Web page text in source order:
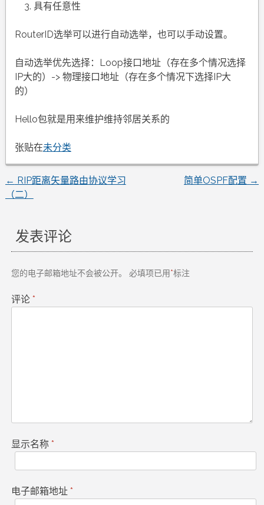
具有任意性
RouterID选举可以进行自动选举，也可以手动设置。
自动选举优先选择：Loop接口地址（存在多个情况选择
IP大的）-> 物理接口地址（存在多个情况下选择IP大
的）
Hello包就是用来维护维持邻居关系的
张贴在未分类
文
导
航
← RIP距离矢量路由协议学习
（二）
简单OSPF配置 →
发表评论
您的电子邮箱地址不会被公开。 必填项已用*标注
评论 *
显示名称 *
电子邮箱地址 *